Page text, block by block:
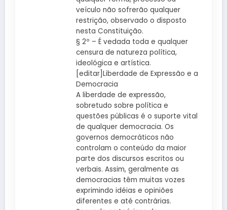
veículo não sofrerão qualquer
restrição, observado o disposto
nesta Constituição.
§ 2º – É vedada toda e qualquer
censura de natureza política,
ideológica e artística.
[editar]Liberdade de Expressão e a
Democracia
A liberdade de expressão,
sobretudo sobre política e
questões públicas é o suporte vital
de qualquer democracia. Os
governos democráticos não
controlam o conteúdo da maior
parte dos discursos escritos ou
verbais. Assim, geralmente as
democracias têm muitas vozes
exprimindo idéias e opiniões
diferentes e até contrárias.